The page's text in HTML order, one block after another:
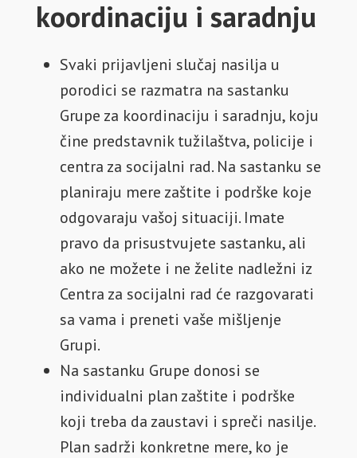
koordinaciju i saradnju
Svaki prijavljeni slučaj nasilja u
porodici se razmatra na sastanku
Grupe za koordinaciju i saradnju, koju
čine predstavnik tužilaštva, policije i
centra za socijalni rad. Na sastanku se
planiraju mere zaštite i podrške koje
odgovaraju vašoj situaciji. Imate
pravo da prisustvujete sastanku, ali
ako ne možete i ne želite nadležni iz
Centra za socijalni rad će razgovarati
sa vama i preneti vaše mišljenje
Grupi.
Na sastanku Grupe donosi se
individualni plan zaštite i podrške
koji treba da zaustavi i spreči nasilje.
Plan sadrži konkretne mere, ko je